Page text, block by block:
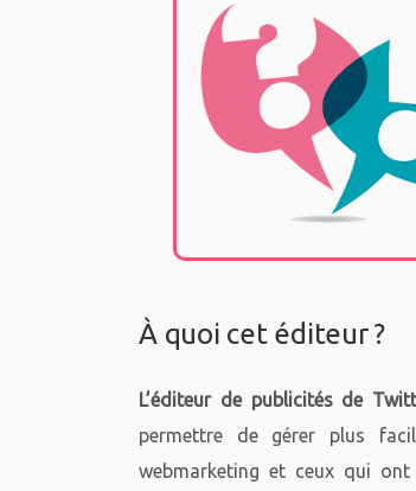
À quoi cet éditeur ?
L’éditeur de publicités de
permettre de gérer plus
webmarketing et ceux qui